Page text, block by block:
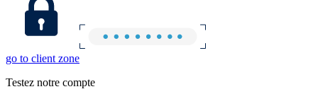
go to client zone
Testez notre compte